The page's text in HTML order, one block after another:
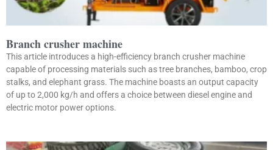
Branch crusher machine
This article introduces a high-efficiency branch crusher machine
capable of processing materials such as tree branches, bamboo, crop
stalks, and elephant grass. The machine boasts an output capacity
of up to 2,000 kg/h and offers a choice between diesel engine and
electric motor power options.